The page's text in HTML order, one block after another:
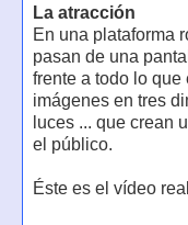
La atracción
En una plataforma
pasan de una
frente a todo lo que
imágenes en tres
luces ... que crean
el público.
Éste es el vídeo